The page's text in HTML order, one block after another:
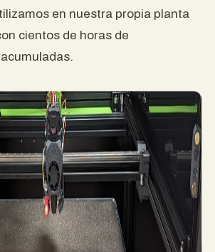
en nuestra propia planta
cientos de horas de